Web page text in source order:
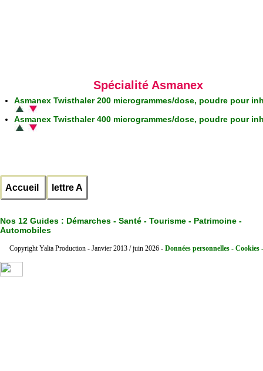
Spécialité Asmanex
Asmanex Twisthaler 200 microgrammes/dose, poudre pour
Asmanex Twisthaler 400 microgrammes/dose, poudre pour
Accueil lettre A
Nos 12 Guides : Démarches - Santé - Tourisme - Patrimoine -
Automobiles
Copyright Yalta Production - Janvier 2013 / juin 2026 - Données personnelles - Cookies